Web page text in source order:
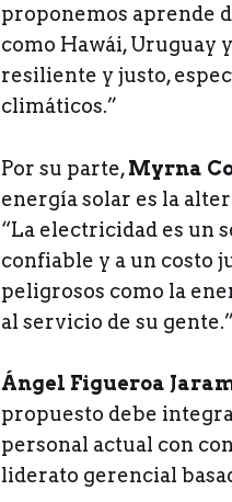
proponemos aprende
como Hawái, Uruguay
resiliente y justo,
climáticos.”
Por su parte,Myrna
energía solar es la
“La electricidad es un
confiable y a un costo
peligrosos como la
al servicio de su gente.”
Ángel Figueroa
propuesto debe
personal actual con
liderato gerencial